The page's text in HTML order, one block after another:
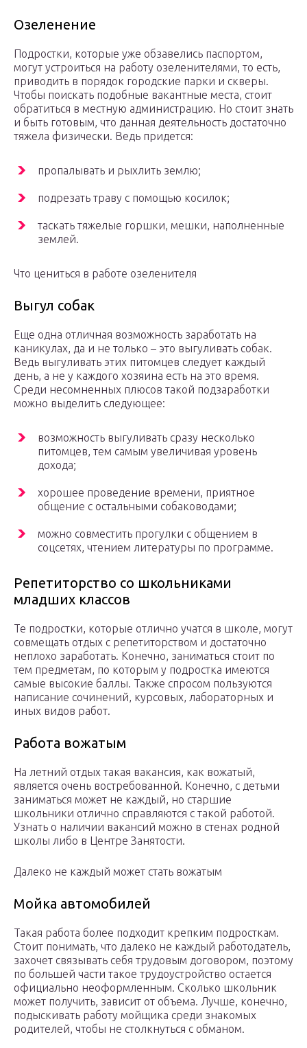
Озеленение
Подростки, которые уже обзавелись паспортом,
могут устроиться на работу озеленителями, то есть,
приводить в порядок городские парки и скверы.
Чтобы поискать подобные вакантные места, стоит
обратиться в местную администрацию. Но стоит знать
и быть готовым, что данная деятельность достаточно
тяжела физически. Ведь придется:
пропалывать и рыхлить землю;
подрезать траву с помощью косилок;
таскать тяжелые горшки, мешки, наполненные
землей.
Что цениться в работе озеленителя
Выгул собак
Еще одна отличная возможность заработать на
каникулах, да и не только – это выгуливать собак.
Ведь выгуливать этих питомцев следует каждый
день, а не у каждого хозяина есть на это время.
Среди несомненных плюсов такой подзаработки
можно выделить следующее:
возможность выгуливать сразу несколько
питомцев, тем самым увеличивая уровень
дохода;
хорошее проведение времени, приятное
общение с остальными собаководами;
можно совместить прогулки с общением в
соцсетях, чтением литературы по программе.
Репетиторство со школьниками
младших классов
Те подростки, которые отлично учатся в школе, могут
совмещать отдых с репетиторством и достаточно
неплохо заработать. Конечно, заниматься стоит по
тем предметам, по которым у подростка имеются
самые высокие баллы. Также спросом пользуются
написание сочинений, курсовых, лабораторных и
иных видов работ.
Работа вожатым
На летний отдых такая вакансия, как вожатый,
является очень востребованной. Конечно, с детьми
заниматься может не каждый, но старшие
школьники отлично справляются с такой работой.
Узнать о наличии вакансий можно в стенах родной
школы либо в Центре Занятости.
Далеко не каждый может стать вожатым
Мойка автомобилей
Такая работа более подходит крепким подросткам.
Стоит понимать, что далеко не каждый работодатель,
захочет связывать себя трудовым договором, поэтому
по большей части такое трудоустройство остается
официально неоформленным. Сколько школьник
может получить, зависит от объема. Лучше, конечно,
подыскивать работу мойщика среди знакомых
родителей, чтобы не столкнуться с обманом.